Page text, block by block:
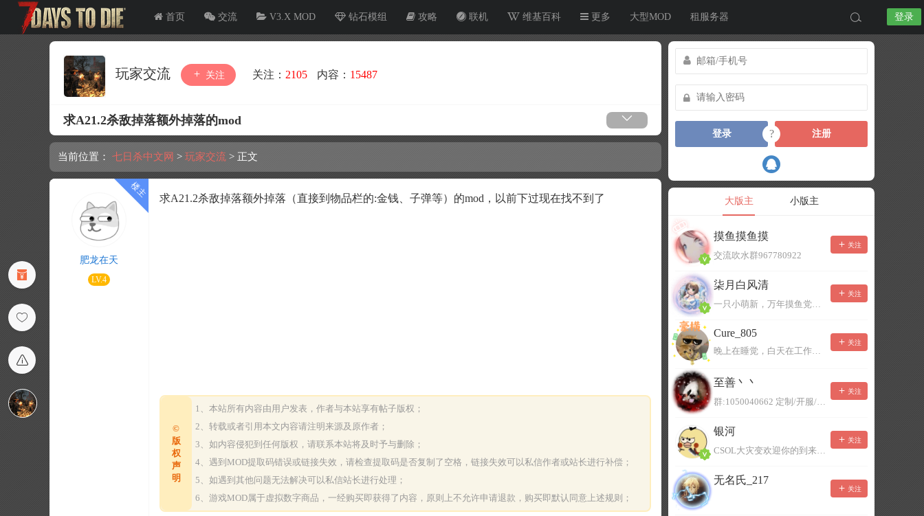
首页 交流 V3.X MOD 钻石模组 攻略 联机 维基百科 更多 大型MOD 租服务器 登录
玩家交流 关注 关注： 2105 内容： 15487
求A21.2杀敌掉落额外掉落的mod
当前位置： 七日杀中文网 > 玩家交流 > 正文
肥龙在天
LV.4
求A21.2杀敌掉落额外掉落（直接到物品栏的:金钱、子弹等）的mod，以前下过现在找不到了
©
版
权
声
明
1、本站所有内容由用户发表，作者与本站享有帖子版权；
2、转载或者引用本文内容请注明来源及原作者；
3、如内容侵犯到任何版权，请联系本站将及时予与删除；
4、遇到MOD提取码错误或链接失效，请检查提取码是否复制了空格，链接失效可以私信作者或站长进行补偿；
5、如遇到其他问题无法解决可以私信站长进行处理；
6、游戏MOD属于虚拟数字商品，一经购买即获得了内容，原则上不允许申请退款，购买即默认同意上述规则；
登录 ? 注册
大版主 小版主
摸鱼摸鱼摸
交流吹水群967780922
关注
柒月白风清
一只小萌新，万年摸鱼党！已经脱坑了。。。
关注
Cure_805
晚上在睡觉，白天在工作，不一定能及时回复，有事可以留言！
关注
至善丶丶
群:1050040662 定制/开服/地图制作/价格公道
关注
银河
CSOL大灾变欢迎你的到来。QQ群：967780922
关注
无名氏_217
关注